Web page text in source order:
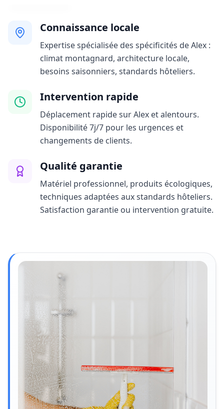
Connaissance locale
Expertise spécialisée des spécificités de Alex :
climat montagnard, architecture locale,
besoins saisonniers, standards hôteliers.
Intervention rapide
Déplacement rapide sur Alex et alentours.
Disponibilité 7j/7 pour les urgences et
changements de clients.
Qualité garantie
Matériel professionnel, produits écologiques,
techniques adaptées aux standards hôteliers.
Satisfaction garantie ou intervention gratuite.